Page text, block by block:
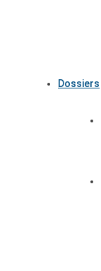
Dossiers